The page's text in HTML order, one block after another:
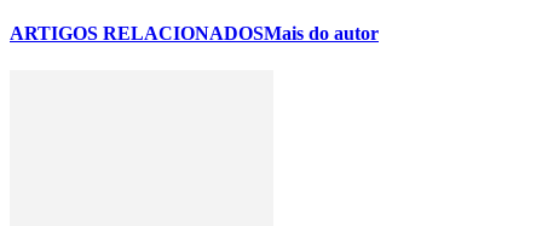
ARTIGOS RELACIONADOSMais do autor